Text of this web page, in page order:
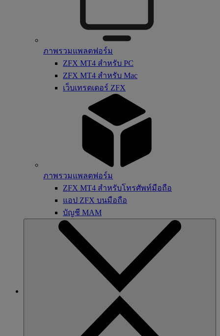
ภาพรวมแพลตฟอร์ม
ZFX MT4 สำหรับ PC
ZFX MT4 สำหรับ Mac
เว็บเทรดเดอร์ ZFX
ภาพรวมแพลตฟอร์ม
ZFX MT4 สำหรับโทรศัพท์มือถือ
แอป ZFX บนมือถือ
บัญชี MAM